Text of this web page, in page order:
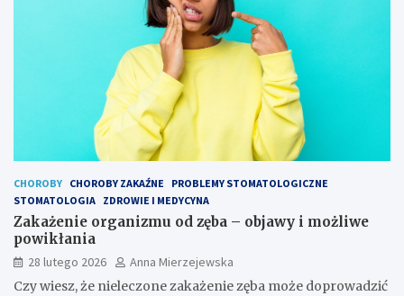
CHOROBY CHOROBY ZAKAŹNE
PROBLEMY STOMATOLOGICZNE
STOMATOLOGIA ZDROWIE I MEDYCYNA
Zakażenie organizmu od zęba – objawy i możliwe
powikłania
28 lutego 2026
Anna Mierzejewska
Czy wiesz, że nieleczone zakażenie zęba może doprowadzić